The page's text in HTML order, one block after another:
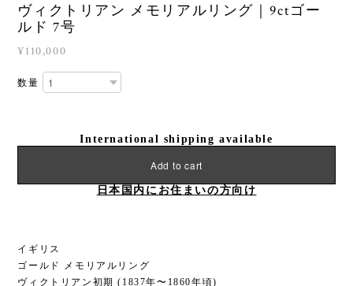
ヴィクトリアン メモリアルリング｜9ctゴー
ルド 7号
¥110,000
数量
International shipping available
Add to cart
日本国内にお住まいの方向け
イギリス
ゴールド メモリアルリング
ヴィクトリアン初期 (1837年〜1860年頃)